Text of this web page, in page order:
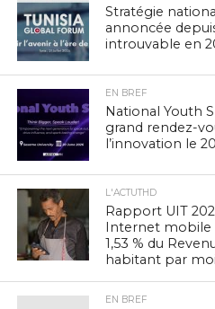
Stratégie
annoncée
introuvable en
EN BREF
National Youth
grand rendez-
l’innovation le
L'ACTUTHD
Rapport UIT
Internet mobile
1,53 % du
habitant par
EN BREF